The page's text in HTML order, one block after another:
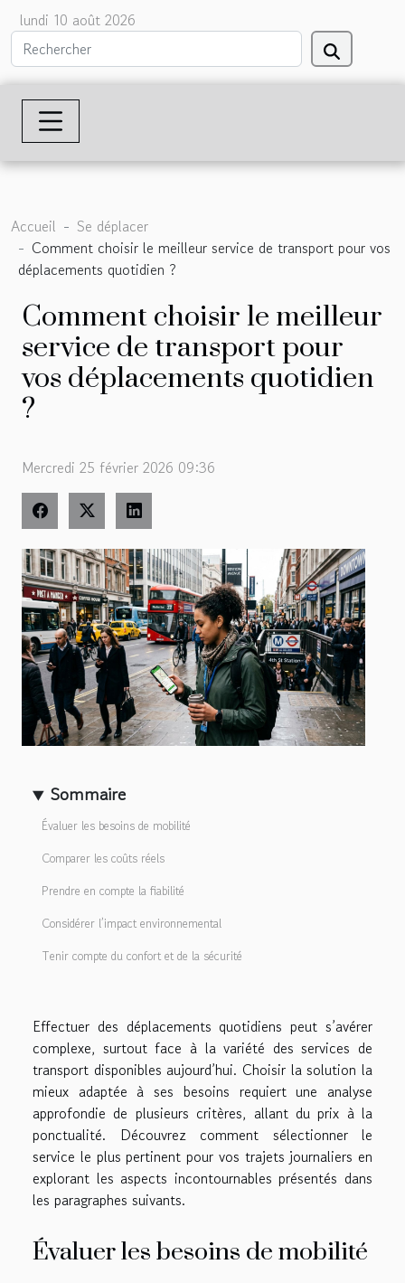
lundi 10 août 2026
Accueil
Se déplacer
Comment choisir le meilleur service de transport pour vos
déplacements quotidien ?
Comment choisir le meilleur
service de transport pour
vos déplacements quotidien
?
Mercredi 25 février 2026 09:36
Sommaire
Évaluer les besoins de mobilité
Comparer les coûts réels
Prendre en compte la fiabilité
Considérer l’impact environnemental
Tenir compte du confort et de la sécurité
Effectuer des déplacements quotidiens peut s’avérer
complexe, surtout face à la variété des services de
transport disponibles aujourd’hui. Choisir la solution la
mieux adaptée à ses besoins requiert une analyse
approfondie de plusieurs critères, allant du prix à la
ponctualité. Découvrez comment sélectionner le
service le plus pertinent pour vos trajets journaliers en
explorant les aspects incontournables présentés dans
les paragraphes suivants.
Évaluer les besoins de mobilité